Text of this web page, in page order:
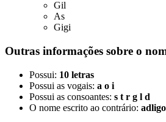
Gil
As
Gigi
Outras informações sobre o
Possui: 10 letras
Possui as vogais: a o i
Possui as consoantes: s t r g l d
O nome escrito ao contrário: